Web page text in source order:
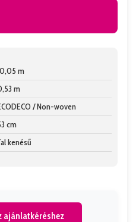
m
m
/ Non-woven
cm
kenésű
ajánlatkéréshez